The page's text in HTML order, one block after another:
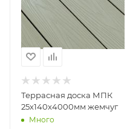
Террасная доска МПК
25х140х4000мм жемчуг
Много